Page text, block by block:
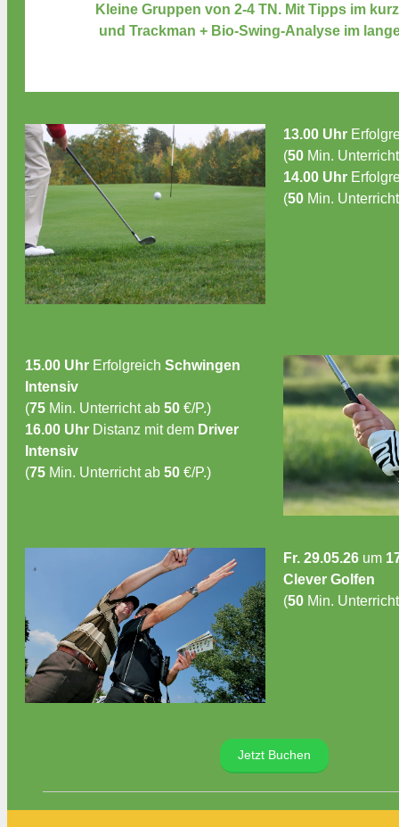
Kleine Gruppen von 2-4 TN. Mit Tipps im
und Trackman + Bio-Swing-Analyse im
13.00 Uhr
(50 Min.
14.00 Uhr
(50 Min.
15.00 Uhr Erfolgreich Schwingen
Intensiv
(75 Min. Unterricht ab 50 €/P.)
16.00 Uhr Distanz mit dem Driver
Intensiv
(75 Min. Unterricht ab 50 €/P.)
Fr. 29.05.26 um
Clever Golfen
(50 Min.
Jetzt Buchen